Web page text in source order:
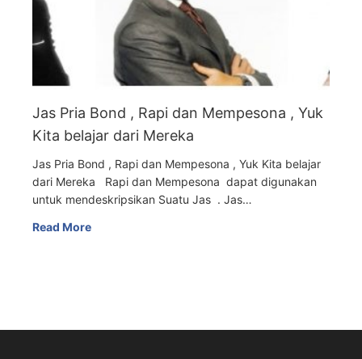
Jas Pria Bond , Rapi dan Mempesona , Yuk
Kita belajar dari Mereka
Jas Pria Bond , Rapi dan Mempesona , Yuk Kita belajar
dari Mereka Rapi dan Mempesona dapat digunakan
untuk mendeskripsikan Suatu Jas . Jas…
Read More